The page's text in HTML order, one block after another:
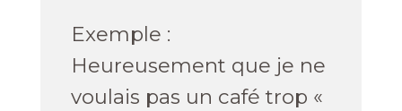
Exemple :
Heureusement que je ne
voulais pas un café trop «